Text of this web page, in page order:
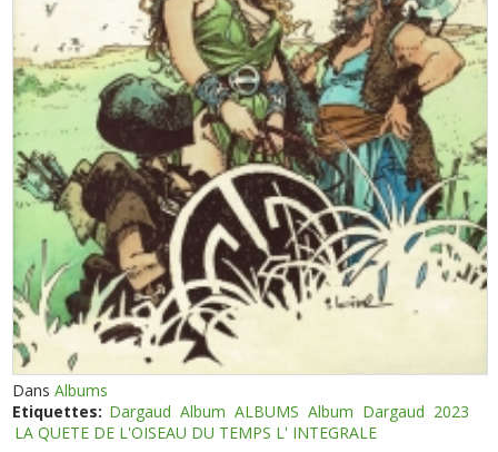
DansAlbums
Etiquettes: Dargaud Album ALBUMS Album Dargaud 2023
LA QUETE DE L'OISEAU DU TEMPS L' INTEGRALE